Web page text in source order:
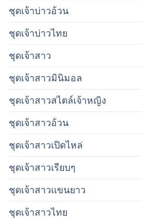
ชุดเจ้าบ่าวอ้วน
ชุดเจ้าบ่าวไทย
ชุดเจ้าสาว
ชุดเจ้าสาวมินิมอล
ชุดเจ้าสาวสไตล์เจ้าหญิง
ชุดเจ้าสาวอ้วน
ชุดเจ้าสาวเปิดไหล่
ชุดเจ้าสาวเรียบๆ
ชุดเจ้าสาวเเขนยาว
ชุดเจ้าสาวไทย